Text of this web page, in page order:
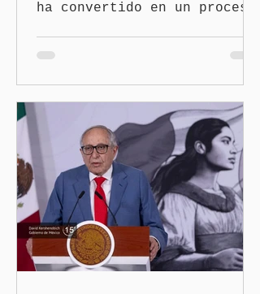
ha convertido en un proceso
Estado amplió la revisión
de la presencia digital de
los solicitantes, mientras
Washington busca cerrar el
paso al llamado “turismo de
nacimiento” y reforzar los
controles migratorios.